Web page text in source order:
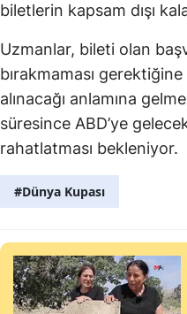
biletlerin kapsam dışı
Uzmanlar, bileti olan
bırakmaması
alınacağı anlamına
süresince ABD’ye
rahatlatması bekleniyor.
#Dünya Kupası